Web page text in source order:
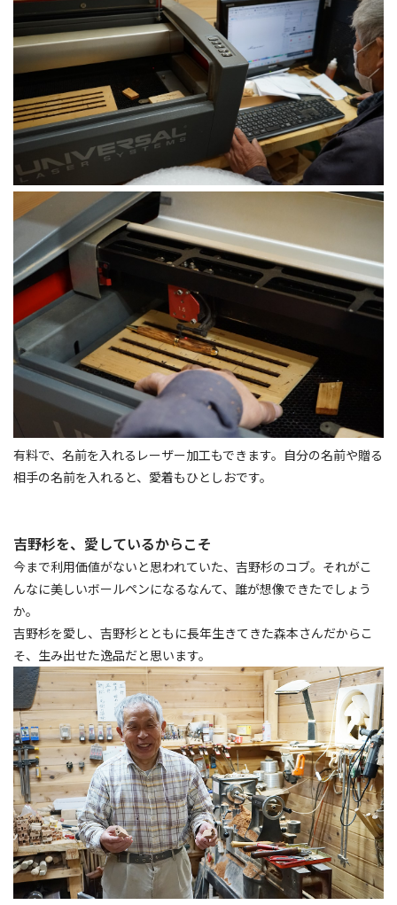
有料で、名前を入れるレーザー加工もできます。自分の名前や贈る
相手の名前を入れると、愛着もひとしおです。
吉野杉を、愛しているからこそ
今まで利用価値がないと思われていた、吉野杉のコブ。それがこ
んなに美しいボールペンになるなんて、誰が想像できたでしょう
か。
吉野杉を愛し、吉野杉とともに長年生きてきた森本さんだからこ
そ、生み出せた逸品だと思います。